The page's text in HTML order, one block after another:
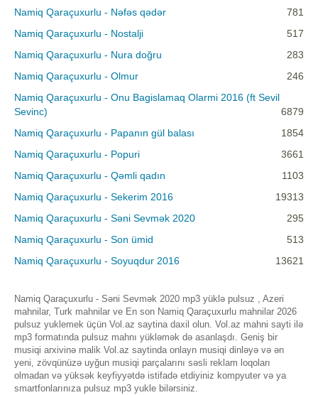
Namiq Qaraçuxurlu - Nəfəs qədər
781
Namiq Qaraçuxurlu - Nostalji
517
Namiq Qaraçuxurlu - Nura doğru
283
Namiq Qaraçuxurlu - Olmur
246
Namiq Qaraçuxurlu - Onu Bagislamaq Olarmi 2016 (ft Sevil
Sevinc)
6879
Namiq Qaraçuxurlu - Papanın gül balası
1854
Namiq Qaraçuxurlu - Popuri
3661
Namiq Qaraçuxurlu - Qəmli qadın
1103
Namiq Qaraçuxurlu - Sekerim 2016
19313
Namiq Qaraçuxurlu - Səni Sevmək 2020
295
Namiq Qaraçuxurlu - Son ümid
513
Namiq Qaraçuxurlu - Soyuqdur 2016
13621
Namiq Qaraçuxurlu - Səni Sevmək 2020 mp3 yüklə pulsuz , Azeri
mahnilar, Turk mahnilar ve En son Namiq Qaraçuxurlu mahnilar 2026
pulsuz yuklemek üçün Vol.az saytina daxil olun. Vol.az mahni sayti ilə
mp3 formatında pulsuz mahnı yükləmək də asanlaşdı. Geniş bir
musiqi arxivinə malik Vol.az saytinda onlayn musiqi dinləyə və ən
yeni, zövqünüzə uyğun musiqi parçalarını səsli reklam loqoları
olmadan və yüksək keyfiyyətdə istifadə etdiyiniz kompyuter və ya
smartfonlarınıza pulsuz mp3 yukle bilərsiniz.